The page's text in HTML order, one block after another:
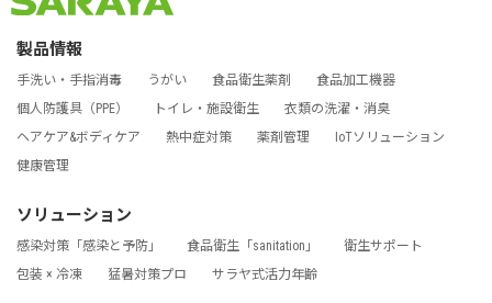
製品情報
手洗い・手指消毒 うがい 食品衛生薬剤
食品加工機器
個人防護具（PPE）
トイレ・施設衛生
衣類の洗濯・消臭
ヘアケア&ボディケア
熱中症対策 薬剤管理
IoTソリューション
健康管理
ソリューション
感染対策「感染と予防」 食品衛生「sanitation」
衛生サポート
包装 × 冷凍
猛暑対策プロ サラヤ式活力年齢